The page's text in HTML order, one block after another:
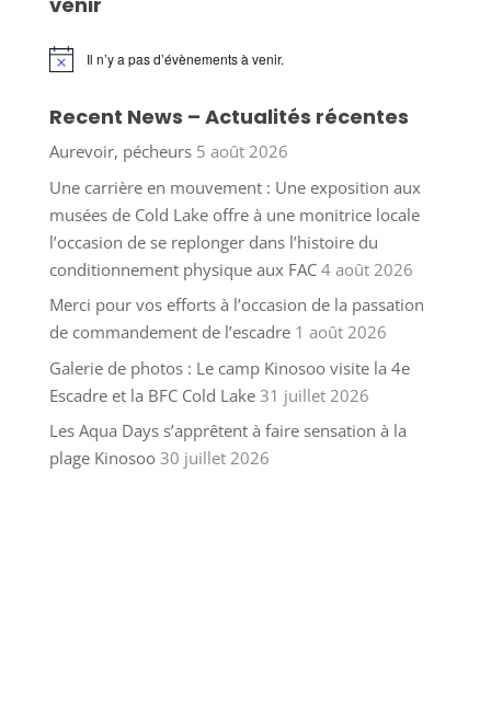
Notice Il n’y a pas d’évènements à venir.
Recent News – Actualités récentes
Aurevoir, pécheurs 5 août 2026
Une carrière en mouvement : Une exposition aux
musées de Cold Lake offre à une monitrice locale
l’occasion de se replonger dans l’histoire du
conditionnement physique aux FAC 4 août 2026
Merci pour vos efforts à l’occasion de la passation
de commandement de l’escadre 1 août 2026
Galerie de photos : Le camp Kinosoo visite la 4e
Escadre et la BFC Cold Lake 31 juillet 2026
Les Aqua Days s’apprêtent à faire sensation à la
plage Kinosoo 30 juillet 2026